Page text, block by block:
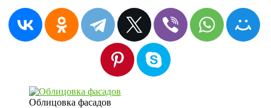
Облицовка фасадов